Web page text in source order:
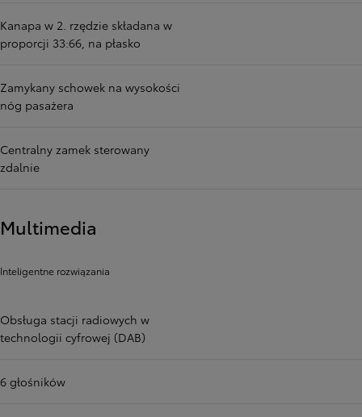
Kanapa w 2. rzędzie składana w
proporcji 33:66, na płasko
Zamykany schowek na wysokości
nóg pasażera
Centralny zamek sterowany
zdalnie
Multimedia
Inteligentne rozwiązania
Obsługa stacji radiowych w
technologii cyfrowej (DAB)
6 głośników